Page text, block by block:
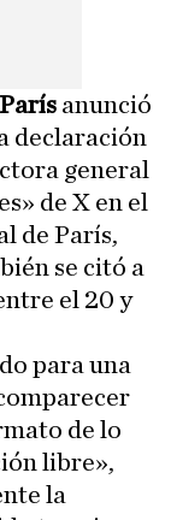
anunció
declaración
general
de X en el
de París,
se citó a
el 20 y
para una
de lo
libre»,
la